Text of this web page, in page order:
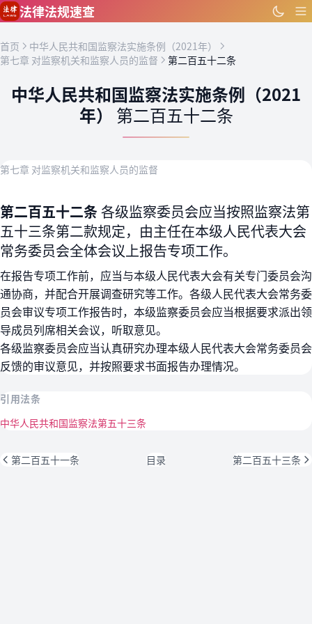
跳到主要内容
法律法规速查
首页
中华人民共和国监察法实施条例（2021年）
第七章 对监察机关和监察人员的监督
第二百五十二条
中华人民共和国监察法实施条例（2021
年） 第二百五十二条
第七章 对监察机关和监察人员的监督
第二百五十二条各级监察委员会应当按照监察法第
五十三条第二款规定，由主任在本级人民代表大会
常务委员会全体会议上报告专项工作。
在报告专项工作前，应当与本级人民代表大会有关专门委员会沟
通协商，并配合开展调查研究等工作。各级人民代表大会常务委
员会审议专项工作报告时，本级监察委员会应当根据要求派出领
导成员列席相关会议，听取意见。
各级监察委员会应当认真研究办理本级人民代表大会常务委员会
反馈的审议意见，并按照要求书面报告办理情况。
引用法条
中华人民共和国监察法第五十三条
第二百五十一条 目录 第二百五十三条